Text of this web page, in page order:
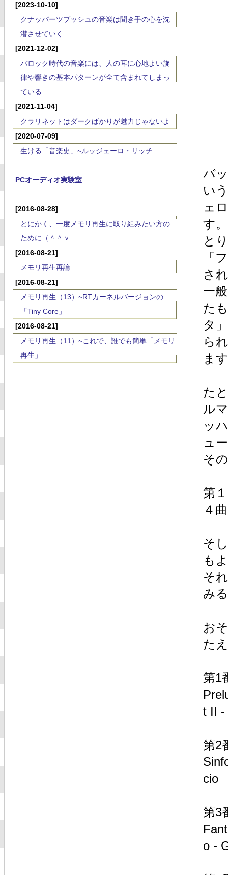
[2023-10-10]
クナッパーツブッシュの音楽は聞き手の心を沈
潜させていく
[2021-12-02]
バロック時代の音楽には、人の耳に心地よい旋
律や響きの基本パターンが全て含まれてしまっ
ている
[2021-11-04]
クラリネットはダークばかりが魅力じゃないよ
[2020-07-09]
生ける「音楽史」~ルッジェーロ・リッチ
PCオーディオ実験室
[2016-08-28]
とにかく、一度メモリ再生に取り組みたい方の
ために（＾＾ｖ
[2016-08-21]
メモリ再生再論
[2016-08-21]
メモリ再生（13）~RTカーネルバージョンの
「Tiny Core」
[2016-08-21]
メモリ再生（11）~これで、誰でも簡単「メモリ
再生」
バ
い
ェ
す。
と
「
さ
一
た
タ
ら
ま
た
ル
ッ
ュ
そ
第
４
そ
も
そ
み
お
た
第1
t II -
第2
cio
第3
o -